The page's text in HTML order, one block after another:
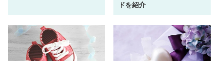
ドを紹介